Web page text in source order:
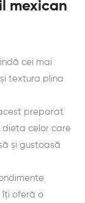
mexican
cei mai
textura plina
preparat
celor care
și gustoasă
îți oferă o